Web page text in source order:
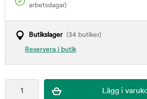
arbetsdagar)
Butikslager(34 butiker)
Reservera i butik